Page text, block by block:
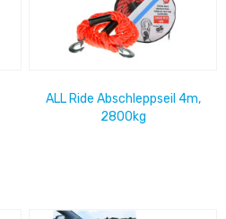
ALL Ride Abschleppseil 4m,
2800kg